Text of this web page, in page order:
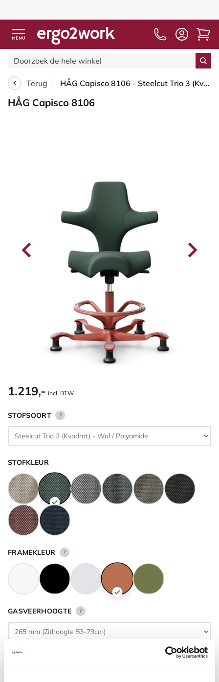
Terug HÅG Capisco 8106 - Steelcut Trio 3 (Kvadrat) - Wol / Polyamide - STT966 Brown grey - Blush Rose - 265 mm (Zithoogte 53-79cm) - Glijdoppen
HÅG Capisco 8106
1.219,- incl. BTW
STOFSOORT ?
STOFKLEUR
FRAMEKLEUR ?
GASVEERHOOGTE ?